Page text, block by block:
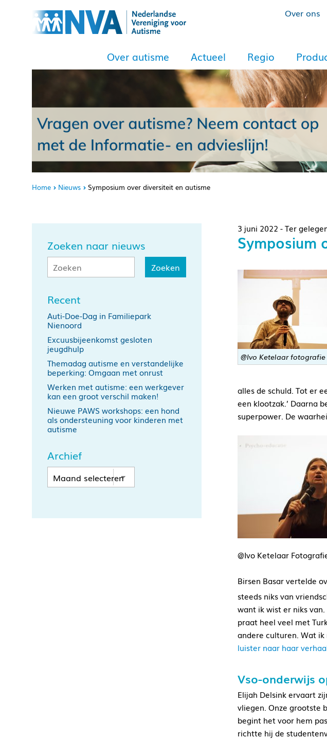
Over ons
Over autisme Actueel Regio
Home Nieuws Symposium over diversiteit en autisme
Zoeken naar nieuws
Recent
Auti-Doe-Dag in Familiepark
Nienoord
Excuusbijeenkomst gesloten
jeugdhulp
Themadag autisme en verstandelijke
beperking: Omgaan met onrust
Werken met autisme: een werkgever
kan een groot verschil maken!
Nieuwe PAWS workshops: een hond
als ondersteuning voor kinderen met
autisme
Archief
3 juni 2022 - Ter
Symposium
@Ivo Ketelaar fotografie
alles de schuld. Tot er
een klootzak.’ Daarna
superpower. De
@Ivo Ketelaar
Birsen Basar vertelde
steeds niks van
want ik wist er niks
praat heel veel met
andere culturen. Wat ik
luister naar haar
Vso-onderwijs
Elijah Delsink ervaart
vliegen. Onze grootste
begint het voor hem
richtte hij de